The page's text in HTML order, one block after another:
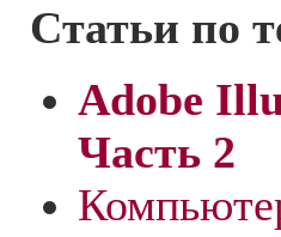
Статьи по
Adobe
Часть 2